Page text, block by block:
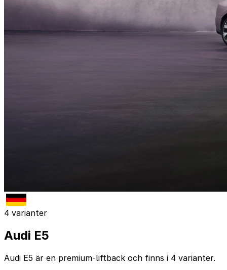
4 varianter
Audi E5
Audi E5 är en premium-liftback och finns i 4 varianter.